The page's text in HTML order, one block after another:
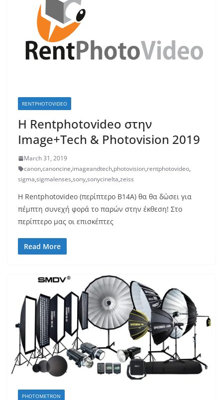
RENTPHOTOVIDEO
Η Rentphotovideo στην
Image+Tech & Photovision 2019
March 31, 2019
canon,canoncine,imageandtech,photovision,rentphotovideo,
sigma,sigmalenses,sony,sonycinelta,zeiss
H Rentphotovideo (περίπτερο Β14Α) θα θα δώσει για
πέμπτη συνεχή φορά το παρών στην έκθεση! Στο
περίπτερο μας οι επισκέπτες
Read More
PHOTOMETRON